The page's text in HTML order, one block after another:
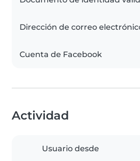
Dirección de correo
Cuenta de Facebook
Actividad
Usuario desde